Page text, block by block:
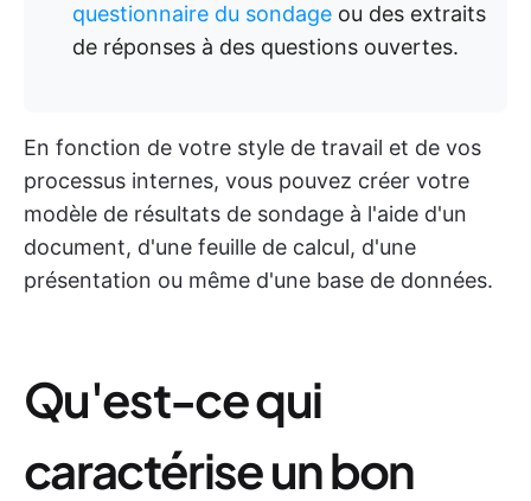
questionnaire du sondage ou des extraits
de réponses à des questions ouvertes.
En fonction de votre style de travail et de vos
processus internes, vous pouvez créer votre
modèle de résultats de sondage à l'aide d'un
document, d'une feuille de calcul, d'une
présentation ou même d'une base de données.
Qu'est-ce qui
caractérise un bon